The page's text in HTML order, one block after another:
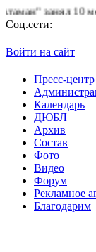
занял 10 место
Соц.сети:
Войти на сайт
Пресс-центр
Календарь
ДЮБЛ
Архив
Состав
Фото
Видео
Форум
Рекламное
Благодарим